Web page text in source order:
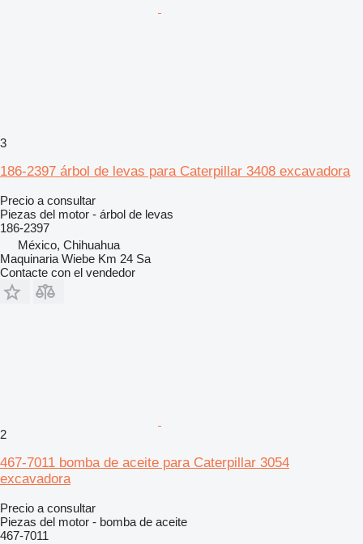
3
186-2397 árbol de levas para Caterpillar 3408 excavadora
Precio a consultar
Piezas del motor - árbol de levas
186-2397
México, Chihuahua
Maquinaria Wiebe Km 24 Sa
Contacte con el vendedor
2
467-7011 bomba de aceite para Caterpillar 3054
excavadora
Precio a consultar
Piezas del motor - bomba de aceite
467-7011